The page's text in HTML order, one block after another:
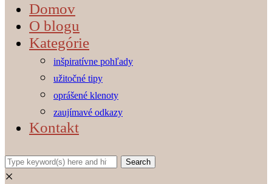
Domov
O blogu
Kategórie
inšpiratívne pohľady
užitočné tipy
oprášené klenoty
zaujímavé odkazy
Kontakt
×